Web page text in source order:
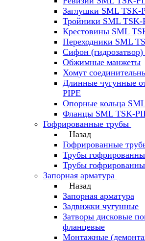
Заглушки SML TSK-
Тройники SML TSK-
Крестовины SML
Переходники SML
Сифон
Обжимные манжеты
Хомут
Длинные чугунные
PIPE
Опорные кольца
Фланцы SML TSK-
Гофрированные трубы
Назад
Гофрированные
Трубы
Трубы
Запорная арматура
Назад
Запорная арматура
Задвижки чугунные
Затворы дисковые
фланцевые
Монтажные